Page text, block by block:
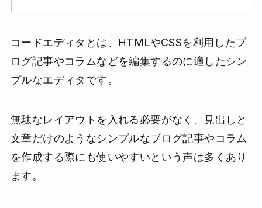
コードエディタとは、HTMLやCSSを利用したブ
ログ記事やコラムなどを編集するのに適したシン
プルなエディタです。
無駄なレイアウトを入れる必要がなく、見出しと
文章だけのようなシンプルなブログ記事やコラム
を作成する際にも使いやすいという声は多くあり
ます。